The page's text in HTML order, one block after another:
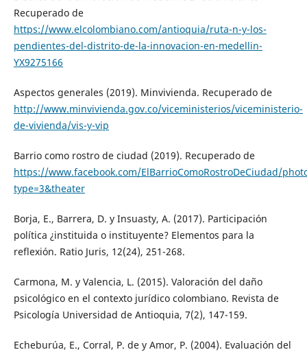
Recuperado de
https://www.elcolombiano.com/antioquia/ruta-n-y-los-
pendientes-del-distrito-de-la-innovacion-en-medellin-
YX9275166
Aspectos generales (2019). Minvivienda. Recuperado de
http://www.minvivienda.gov.co/viceministerios/viceministerio-
de-vivienda/vis-y-vip
Barrio como rostro de ciudad (2019). Recuperado de
https://www.facebook.com/ElBarrioComoRostroDeCiudad/
type=3&theater
Borja, E., Barrera, D. y Insuasty, A. (2017). Participación
política ¿instituida o instituyente? Elementos para la
reflexión. Ratio Juris, 12(24), 251-268.
Carmona, M. y Valencia, L. (2015). Valoración del daño
psicológico en el contexto jurídico colombiano. Revista de
Psicología Universidad de Antioquia, 7(2), 147-159.
Echeburúa, E., Corral, P. de y Amor, P. (2004). Evaluación del